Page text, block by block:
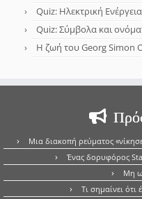
Quiz: Ηλεκτρική
Quiz: Σύμβολα και
Η ζωή του Georg Simon
Μια διακοπή ρεύματος
Ένας δορυφόρος
Μη
Τι σημαίνει ότι